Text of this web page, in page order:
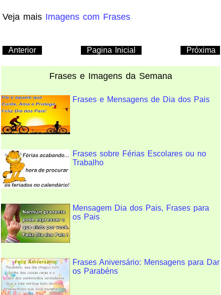
Veja mais Imagens com Frases
Anterior Próxima
Pagina Inicial
Frases e Imagens da Semana
Frases e Mensagens de Dia dos Pais
Frases sobre Férias Escolares ou no
Trabalho
Mensagem Dia dos Pais, Frases para
os Pais
Frases Aniversário: Mensagens para Dar
os Parabéns